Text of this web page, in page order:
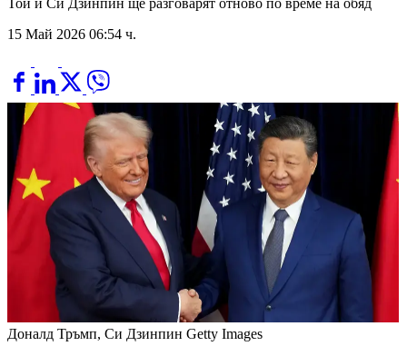
15 Май 2026 06:54 ч.
Доналд Тръмп, Си Дзинпин Getty Images